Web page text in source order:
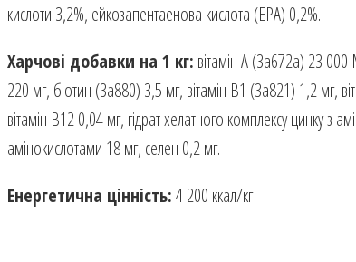
кислоти 3,2%, ейкозапентаенова кислота (EPA) 0,2%.
Харчові добавки на 1 кг: вітамін A (3a672a) 23
220 мг, біотин (3a880) 3,5 мг, вітамін B1 (3a821) 1,2 мг,
вітамін B12 0,04 мг, гідрат хелатного комплексу цинку з
амінокислотами 18 мг, селен 0,2 мг.
Енергетична цінність:4 200 ккал/кг